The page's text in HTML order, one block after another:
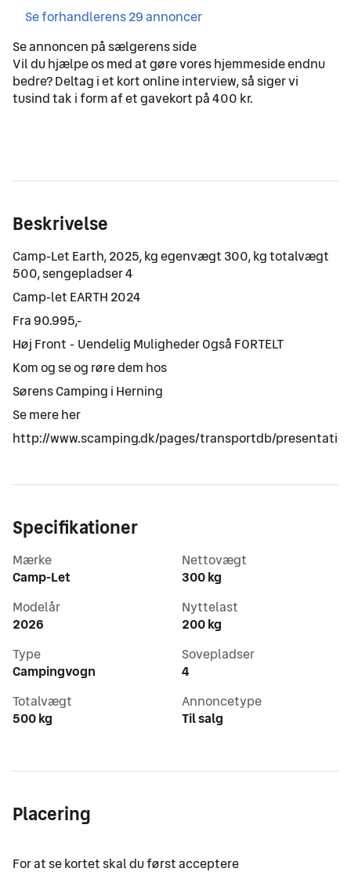
Se forhandlerens 29 annoncer
Vil du hjælpe os med at gøre vores hjemmeside endnu
bedre? Deltag i et kort online interview, så siger vi
tusind tak i form af et gavekort på 400 kr.
Beskrivelse
Camp-Let Earth, 2025, kg egenvægt 300, kg totalvægt
500, sengepladser 4
Camp-let EARTH 2024
Fra 90.995,-
Høj Front - Uendelig Muligheder Også FORTELT
Kom og se og røre dem hos
Sørens Camping i Herning
Se mere her
http://www.scamping.dk/pages/transportdb/
Specifikationer
Mærke
Camp-Let
Modelår
2026
Type
Campingvogn
Totalvægt
500 kg
Nettovægt
300 kg
Nyttelast
200 kg
Sovepladser
4
Annoncetype
Til salg
Placering